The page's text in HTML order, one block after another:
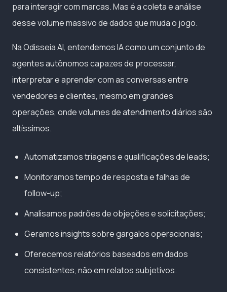
para interagir com marcas. Mas é a coleta e análise
desse volume massivo de dados que muda o jogo.
Na Odisseia AI, entendemos IA como um conjunto de
agentes autônomos capazes de processar,
interpretar e aprender com as conversas entre
vendedores e clientes, mesmo em grandes
operações, onde volumes de atendimento diários são
altíssimos.
Automatizamos triagens e qualificações de leads;
Monitoramos tempo de resposta e falhas de
follow-up;
Analisamos padrões de objeções e solicitações;
Geramos insights sobre gargalos operacionais;
Oferecemos relatórios baseados em dados
consistentes, não em relatos subjetivos.